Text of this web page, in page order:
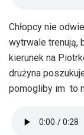
Chłopcy nie
wytrwale trenują,
kierunek na
drużyna
pomogliby im to